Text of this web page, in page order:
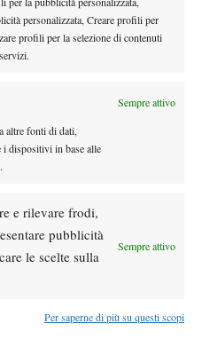
personalizzata, Creare profili per
profili per la selezione di contenuti
Sempre attivo
altre fonti di dati,
dispositivi in base alle
e rilevare frodi,
pubblicità
le scelte sulla
Sempre attivo
Per saperne di più su questi scopi
Quindi tutto torna alle
e anche alla WTA.
meglio e assicurarci che tutti
fiduciosa che si faranno dei
vantaggiosa per tutti
dalla comprensione
dalle spiegazioni